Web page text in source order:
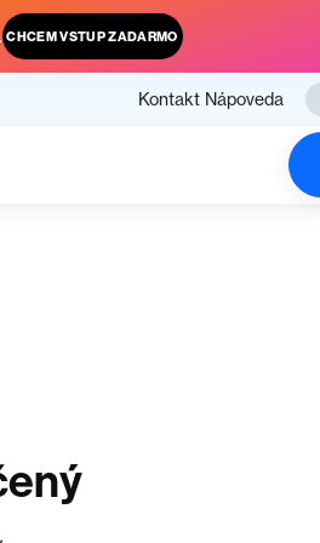
CHCEM VSTUP ZADARMO
Kontakt Nápoveda